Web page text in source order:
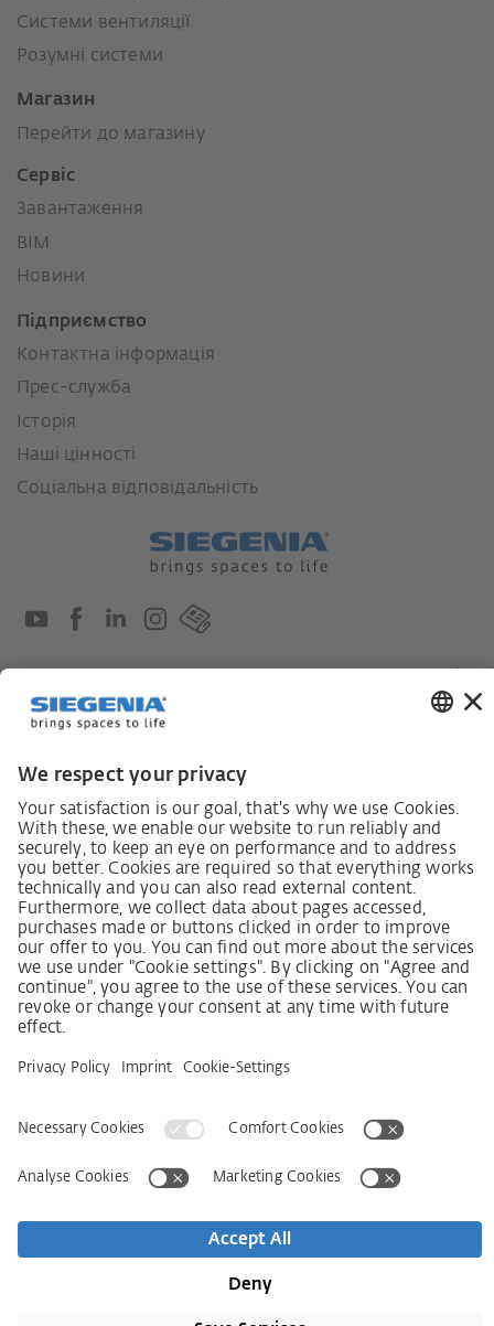
Системи вентиляції
Розумні системи
Магазин
Перейти до магазину
Сервіс
Завантаження
BIM
Новини
Підприємство
Контактна інформація
Прес-служба
Історія
Наші цінності
Соціальна відповідальність
ланцюгах постачання
Інформаційний лист для постачальників щодо
Закону про належну обачність у ланцюгах
постачання (LkSG)
Декларація про принципи стратегії у сфері прав
людини
Процедура подання та розгляду скарг відповідно
до Закону про належну обачність у ланцюгах
постачання
Довідкові дані AGB
Політика конфіденційності